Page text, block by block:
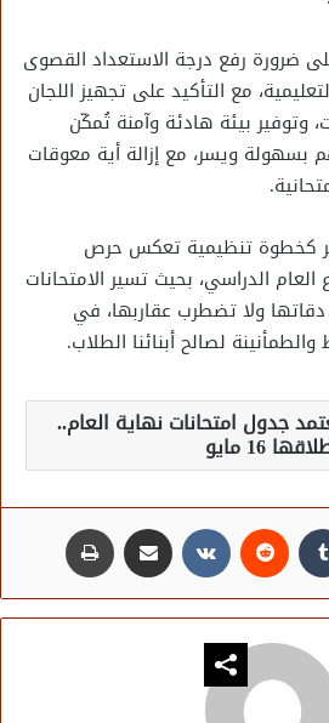
ضرورة رفع درجة الاستعداد القصوى
مع التأكيد على تجهيز اللجان
وتوفير بيئة هادئة وآمنة تُمكّن
بسهولة ويسر، مع إزالة أية معوقات
كخطوة تنظيمية تعكس حرص
الدراسي، بحيث تسير الامتحانات
ولا تضطرب عقاربها، في
لصالح أبنائنا الطلاب.
جدول امتحانات نهاية العام..
16 مايو
مشاركة عبر البريد